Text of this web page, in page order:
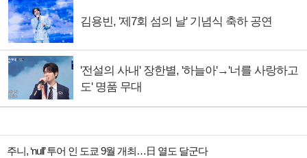
김용빈, '제7회 섬의 날' 기념식 축하 공연
'전설의 사내' 장한별, '하늘아'→'너를 사랑하고
도' 명품 무대
주니, ‘null’ 투어 인 도쿄 9월 개최…日 열도 달군다